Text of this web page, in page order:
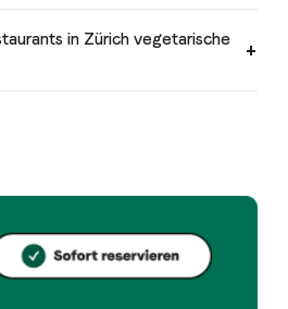
in Zürich vegetarische